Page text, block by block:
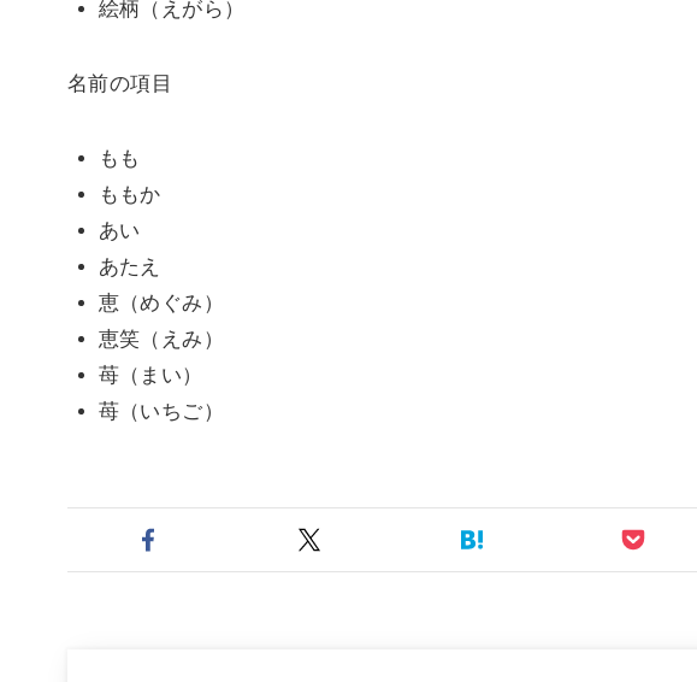
絵柄（えがら）
名前の項目
もも
ももか
あい
あたえ
恵（めぐみ）
恵笑（えみ）
苺（まい）
苺（いちご）